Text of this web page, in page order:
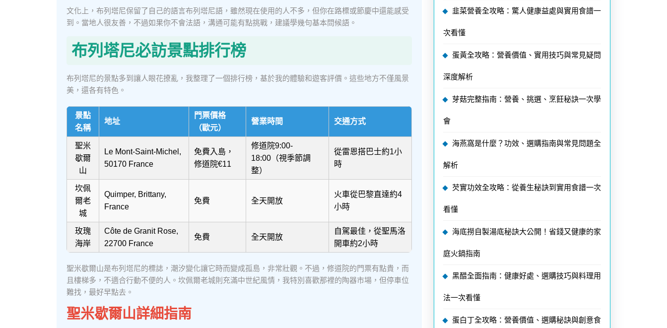
文化上，布列塔尼保留了自己的語言布列塔尼語，雖然現在使用的人不多，但你在路標或節慶中還能感受
到。當地人很友善，不過如果你不會法語，溝通可能有點挑戰，建議學幾句基本問候語。
布列塔尼必訪景點排行榜
布列塔尼的景點多到讓人眼花撩亂，我整理了一個排行榜，基於我的體驗和遊客評價。這些地方不僅風景
美，還各有特色。
景點
名稱
地址
門票價格
（歐元）
營業時間 交通方式
聖米
歇爾
山
Le Mont-Saint-Michel,
50170 France
免費入島，
修道院€11
修道院9:00-
18:00（視季節調
整）
從雷恩搭巴士約1小
時
坎佩
爾老
城
Quimper, Brittany,
France
免費 全天開放
火車從巴黎直達約4
小時
玫瑰
海岸
Côte de Granit Rose,
22700 France
免費 全天開放
自駕最佳，從聖馬洛
開車約2小時
聖米歇爾山是布列塔尼的標誌，潮汐變化讓它時而變成孤島，非常壯觀。不過，修道院的門票有點貴，而
且樓梯多，不適合行動不便的人。坎佩爾老城則充滿中世紀風情，我特別喜歡那裡的陶器市場，但停車位
難找，最好早點去。
聖米歇爾山詳細指南
韭菜營養全攻略：驚人健康益處與實用食譜一
次看懂
蛋黃全攻略：營養價值、實用技巧與常見疑問
深度解析
芽菇完整指南：營養、挑選、烹飪秘訣一次學
會
海燕窩是什麼？功效、選購指南與常見問題全
解析
芡實功效全攻略：從養生秘訣到實用食譜一次
看懂
海底撈自製湯底秘訣大公開！省錢又健康的家
庭火鍋指南
黑醋全面指南：健康好處、選購技巧與料理用
法一次看懂
蛋白丁全攻略：營養價值、選購秘訣與創意食